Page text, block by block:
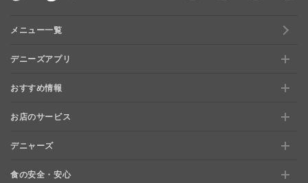
メニュー一覧
デニーズアプリ
新規登録、移行方法について
特典と交換できる！「デニーズポイント」
ステージアップでさらにお得！「ぷに」
最新情報をチェック
おすすめ情報
おすすめ情報
【店舗限定】ドキドキくじ
夏のデニーズめぐり
お店のサービス
お店のサービス
地域の使える商品券&子育て支援サービス
デニャーズ
デニャーズ
食の安全・安心